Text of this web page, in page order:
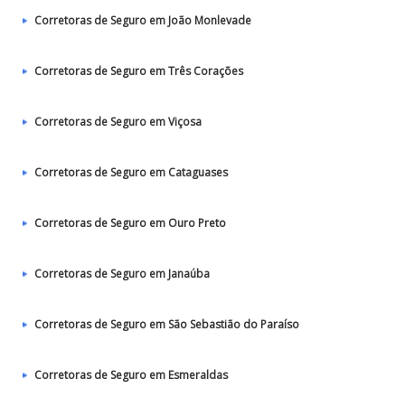
Corretoras de Seguro em João Monlevade
Corretoras de Seguro em Três Corações
Corretoras de Seguro em Viçosa
Corretoras de Seguro em Cataguases
Corretoras de Seguro em Ouro Preto
Corretoras de Seguro em Janaúba
Corretoras de Seguro em São Sebastião do Paraíso
Corretoras de Seguro em Esmeraldas